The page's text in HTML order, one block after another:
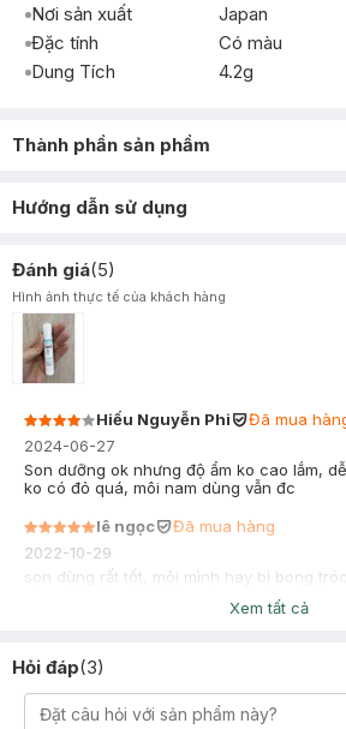
Nơi sản xuất
Japan
Đặc tính
Có màu
Dung Tích
4.2g
Thành phần sản phẩm
Hướng dẫn sử dụng
Đánh giá(5)
Hình ảnh thực tế của khách hàng
Hiếu Nguyễn Phi
Đã mua
2024-06-27
Son dưỡng ok nhưng độ ẩm ko cao lắm,
ko có đỏ quá, môi nam dùng vẫn đc
lê ngọc
Đã mua hàng
2022-10-29
son dùng rất tốt, môi mình hay bị bong
sắm ngay nhé. giá ở đây lại ổn nữa. 5 sao.
Xem tất cả
Hỏi đáp(3)